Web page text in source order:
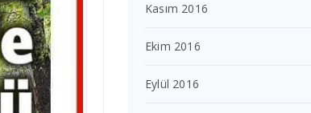
Kasım 2016
Ekim 2016
Eylül 2016